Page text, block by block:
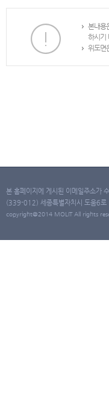
본내용
하시기
위도면
본 홈페이지에 게시된 이메일주소가
(339-012) 세종특별자치시 도움6
copyright@2014 MOLIT All rights